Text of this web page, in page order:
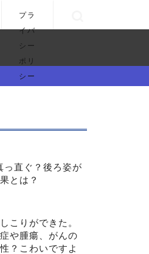
プラ
イバ
シー
ポリ
シー
っ直ぐ？後ろ姿が
とは？
こりができた。
や腫瘍、がんの
？こわいですよ